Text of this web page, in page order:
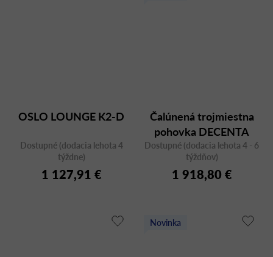
OSLO LOUNGE K2-D
Dostupné (dodacia lehota 4
týždne)
1 127,91 €
Čalúnená trojmiestna
pohovka DECENTA
30H
Dostupné (dodacia lehota 4 - 6
týždňov)
1 918,80 €
Novinka